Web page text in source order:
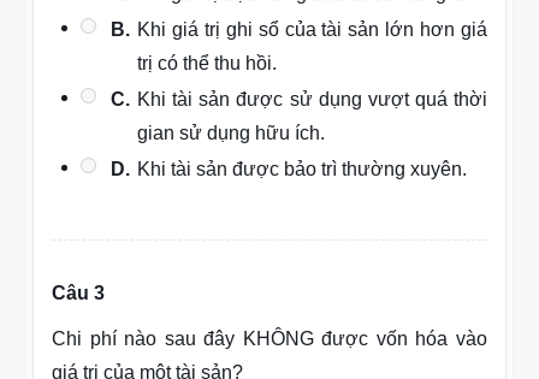
B. Khi giá trị ghi sổ của tài sản lớn hơn giá
trị có thể thu hồi.
C. Khi tài sản được sử dụng vượt quá thời
gian sử dụng hữu ích.
D. Khi tài sản được bảo trì thường xuyên.
Câu 3
Chi phí nào sau đây KHÔNG được vốn hóa vào
giá trị của một tài sản?